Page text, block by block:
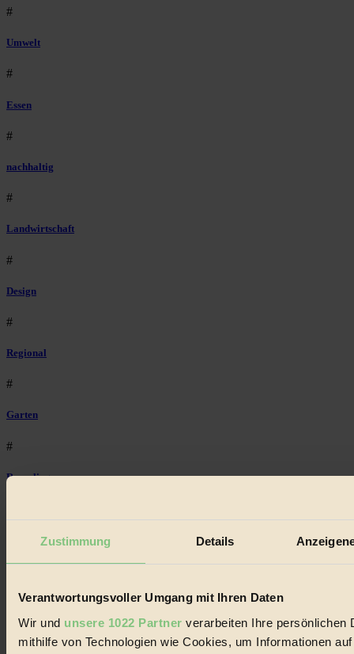
Zustimmung Details
Verantwortungsvoller Umgang mit Ihren Daten
Wir und unsere 1022 Partner verarbeiten Ihre persönlichen
mithilfe von Technologien wie Cookies, um Informationen
#
Umwelt
#
Essen
#
nachhaltig
#
Landwirtschaft
#
Design
#
Regional
#
Garten
#
Recycling
Eco Fashion
Illustration